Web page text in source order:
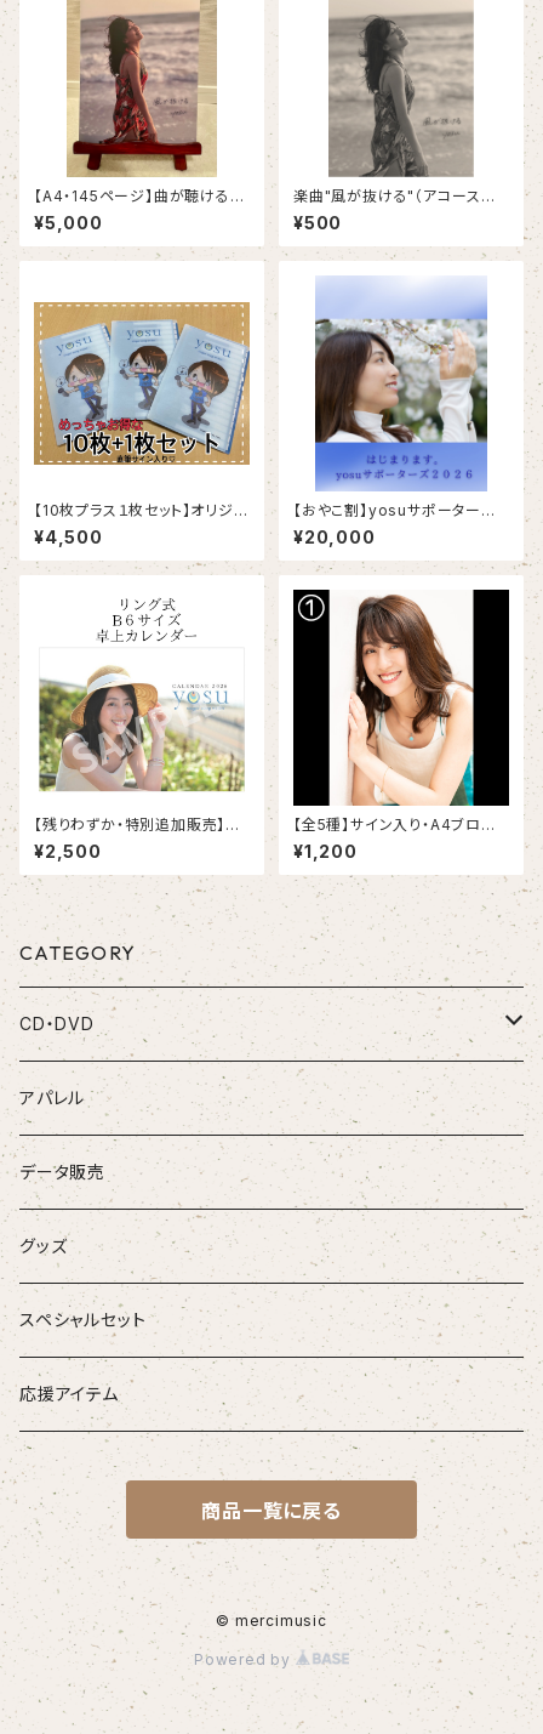
【A4・145ページ】曲が聴けるフ
ォトブック"風が抜ける"
¥5,000
楽曲"風が抜ける"（アコースティ
ックバージョン)をダウンロード
できるポストカード
¥500
【10枚プラス１枚セット】オリジナ
ルマスクケース
¥4,500
【おやこ割】yosuサポーターズ2
026年会費(2026.4.1〜2027.
3.31)
¥20,000
【残りわずか・特別追加販売】B6
卓上カレンダー
¥2,500
【全5種】サイン入り・A4ブロマ
イド
¥1,200
CATEGORY
CD・DVD
CD
DVD
お得なセット
音源がダウンロードできるアイテム
アパレル
データ販売
グッズ
スペシャルセット
応援アイテム
商品一覧に戻る
© mercimusic
Powered by